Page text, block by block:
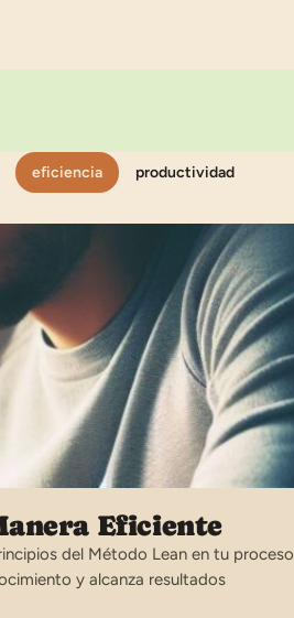
eficiencia productividad
Eficiente
del Método Lean en tu proceso
y alcanza resultados